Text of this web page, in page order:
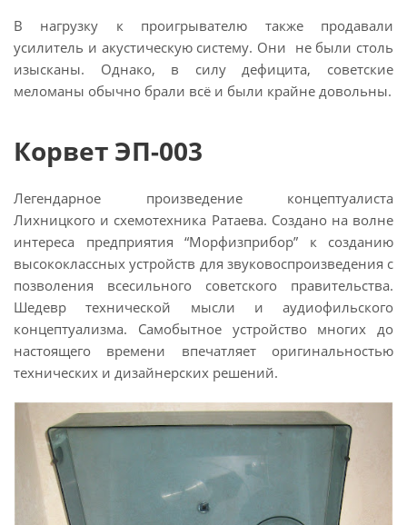
В нагрузку к проигрывателю также продавали
усилитель и акустическую систему. Они не были столь
изысканы. Однако, в силу дефицита, советские
меломаны обычно брали всё и были крайне довольны.
Корвет ЭП-003
Легендарное произведение концептуалиста
Лихницкого и схемотехника Ратаева. Создано на волне
интереса предприятия “Морфизприбор” к созданию
высококлассных устройств для звуковоспроизведения с
позволения всесильного советского правительства.
Шедевр технической мысли и аудиофильского
концептуализма. Самобытное устройство многих до
настоящего времени впечатляет оригинальностью
технических и дизайнерских решений.